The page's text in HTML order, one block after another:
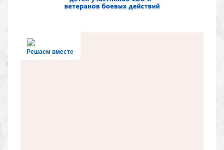
Решаем вместе